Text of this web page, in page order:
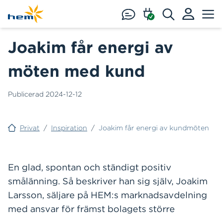
Hoppa till huvudinnehåll
Joakim får energi av
möten med kund
Publicerad 2024-12-12
Privat / Inspiration / Joakim får energi av kundmöten
En glad, spontan och ständigt positiv
smålänning. Så beskriver han sig själv, Joakim
Larsson, säljare på HEM:s marknadsavdelning
med ansvar för främst bolagets större